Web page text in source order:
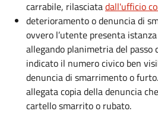
carrabile, rilasciatadall'ufficio
deterioramento o denuncia di
ovvero l’utente presenta
allegando planimetria del passo
indicato il numero civico ben
denuncia di smarrimento o
allegata copia della denuncia
cartello smarrito o rubato.